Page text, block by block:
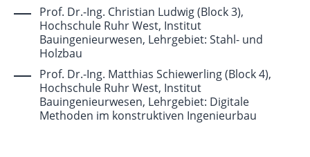
Prof. Dr.-Ing. Christian Ludwig (Block 3),
Hochschule Ruhr West, Institut
Bauingenieurwesen, Lehrgebiet: Stahl- und
Holzbau
Prof. Dr.-Ing. Matthias Schiewerling (Block 4),
Hochschule Ruhr West, Institut
Bauingenieurwesen, Lehrgebiet: Digitale
Methoden im konstruktiven Ingenieurbau